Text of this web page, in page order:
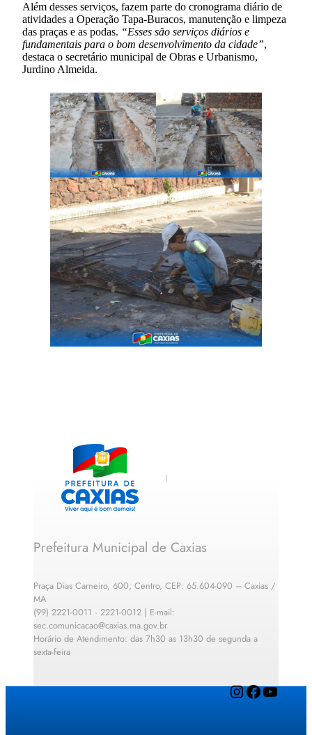
Além desses serviços, fazem parte do cronograma diário de
atividades a Operação Tapa-Buracos, manutenção e limpeza
das praças e as podas. “Esses são serviços diários e
fundamentais para o bom desenvolvimento da cidade”,
destaca o secretário municipal de Obras e Urbanismo,
Jurdino Almeida.
Prefeitura Municipal de Caxias
Praça Dias Carneiro, 600, Centro, CEP: 65.604-090 – Caxias /
MA
(99) 2221-0011 · 2221-0012 | E-mail:
sec.comunicacao@caxias.ma.gov.br
Horário de Atendimento: das 7h30 as 13h30 de segunda a
sexta-feira
InstagramFacebook YouTube